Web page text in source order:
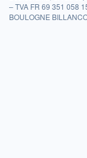
– TVA FR 69 351 058
BOULOGNE